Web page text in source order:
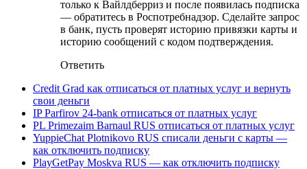
только к Вайлдберриз и после появилась подписка
— обратитесь в Роспотребнадзор. Сделайте запрос
в банк, пусть проверят историю привязки карты и
историю сообщений с кодом подтверждения.
Ответить
Credit Grad как отписаться от платных услуг и вернуть
свои деньги
IP Parfirov 24-bank отписаться от платных услуг
PL Primezaim Barnaul RUS отписаться от платных услуг
YuppieChat Plotnikovo RUS списали деньги с карты —
как отключить подписку
PlayGetPay Moskva RUS — как отключить подписку